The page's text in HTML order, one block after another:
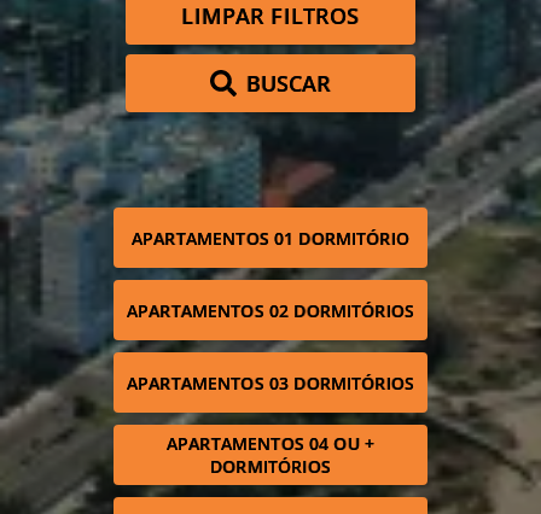
LIMPAR FILTROS
BUSCAR
APARTAMENTOS 01 DORMITÓRIO
APARTAMENTOS 02 DORMITÓRIOS
APARTAMENTOS 03 DORMITÓRIOS
APARTAMENTOS 04 OU +
DORMITÓRIOS